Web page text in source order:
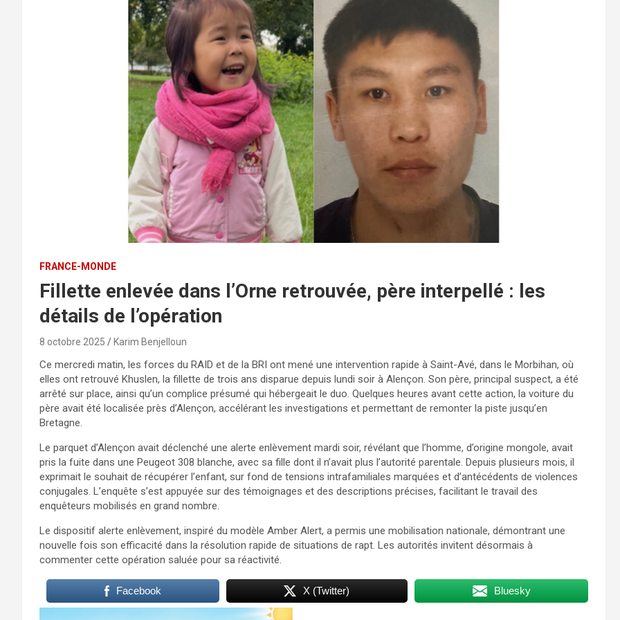
FRANCE-MONDE
Fillette enlevée dans l’Orne retrouvée, père interpellé : les
détails de l’opération
8 octobre 2025 Karim Benjelloun
Ce mercredi matin, les forces du RAID et de la BRI ont mené une intervention rapide à Saint-Avé, dans le Morbihan, où
elles ont retrouvé Khuslen, la fillette de trois ans disparue depuis lundi soir à Alençon. Son père, principal suspect, a été
arrêté sur place, ainsi qu’un complice présumé qui hébergeait le duo. Quelques heures avant cette action, la voiture du
père avait été localisée près d’Alençon, accélérant les investigations et permettant de remonter la piste jusqu’en
Bretagne.
Le parquet d’Alençon avait déclenché une alerte enlèvement mardi soir, révélant que l’homme, d’origine mongole, avait
pris la fuite dans une Peugeot 308 blanche, avec sa fille dont il n’avait plus l’autorité parentale. Depuis plusieurs mois, il
exprimait le souhait de récupérer l’enfant, sur fond de tensions intrafamiliales marquées et d’antécédents de violences
conjugales. L’enquête s’est appuyée sur des témoignages et des descriptions précises, facilitant le travail des
enquêteurs mobilisés en grand nombre.
Le dispositif alerte enlèvement, inspiré du modèle Amber Alert, a permis une mobilisation nationale, démontrant une
nouvelle fois son efficacité dans la résolution rapide de situations de rapt. Les autorités invitent désormais à
commenter cette opération saluée pour sa réactivité.
Facebook X (Twitter) Bluesky